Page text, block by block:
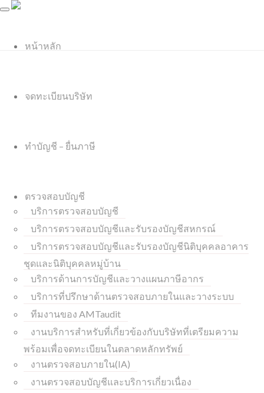
หน้าหลัก
จดทะเบียนบริษัท
ทำบัญชี – ยื่นภาษี
ตรวจสอบบัญชี
บริการตรวจสอบบัญชี
บริการตรวจสอบบัญชีและรับรองบัญชีสหกรณ์
บริการตรวจสอบบัญชีและรับรองบัญชีนิติบุคคลอาคาร
ชุดและนิติบุคคลหมู่บ้าน
บริการด้านการบัญชีและวางแผนภาษีอากร
บริการที่ปรึกษาด้านตรวจสอบภายในและวางระบบ
ทีมงานของ AMTaudit
งานบริการสำหรับที่เกี่ยวข้องกับบริษัทที่เตรียมความ
พร้อมเพื่อจดทะเบียนในตลาดหลักทรัพย์
งานตรวจสอบภายใน(IA)
งานตรวจสอบบัญชีและบริการเกี่ยวเนื่อง